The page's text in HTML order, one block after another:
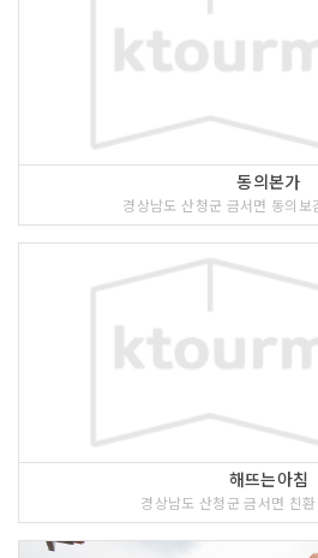
동의본가
경상남도 산청군 금서면 동의
해뜨는아침
경상남도 산청군 금서면 친